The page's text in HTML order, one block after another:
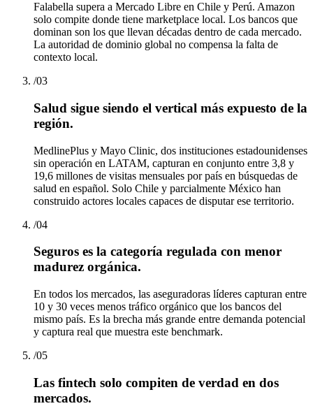
Falabella supera a Mercado Libre en Chile y Perú. Amazon
solo compite donde tiene marketplace local. Los bancos que
dominan son los que llevan décadas dentro de cada mercado.
La autoridad de dominio global no compensa la falta de
contexto local.
/03
Salud sigue siendo el vertical más expuesto de la
región.
MedlinePlus y Mayo Clinic, dos instituciones estadounidenses
sin operación en LATAM, capturan en conjunto entre 3,8 y
19,6 millones de visitas mensuales por país en búsquedas de
salud en español. Solo Chile y parcialmente México han
construido actores locales capaces de disputar ese territorio.
/04
Seguros es la categoría regulada con menor
madurez orgánica.
En todos los mercados, las aseguradoras líderes capturan entre
10 y 30 veces menos tráfico orgánico que los bancos del
mismo país. Es la brecha más grande entre demanda potencial
y captura real que muestra este benchmark.
/05
Las fintech solo compiten de verdad en dos
mercados.